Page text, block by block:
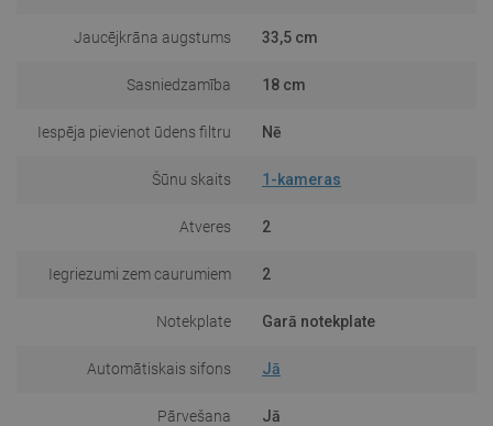
Jaucējkrāna augstums 33,5 cm
Sasniedzamība 18 cm
Iespēja pievienot ūdens filtru Nē
Šūnu skaits 1-kameras
Atveres 2
Iegriezumi zem caurumiem 2
Notekplate Garā notekplate
Automātiskais sifons Jā
Pārvešana Jā